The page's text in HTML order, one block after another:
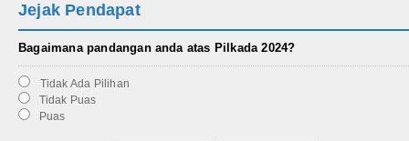
Jejak Pendapat
Bagaimana pandangan anda atas Pilkada 2024?
Tidak Ada Pilihan
Tidak Puas
Puas